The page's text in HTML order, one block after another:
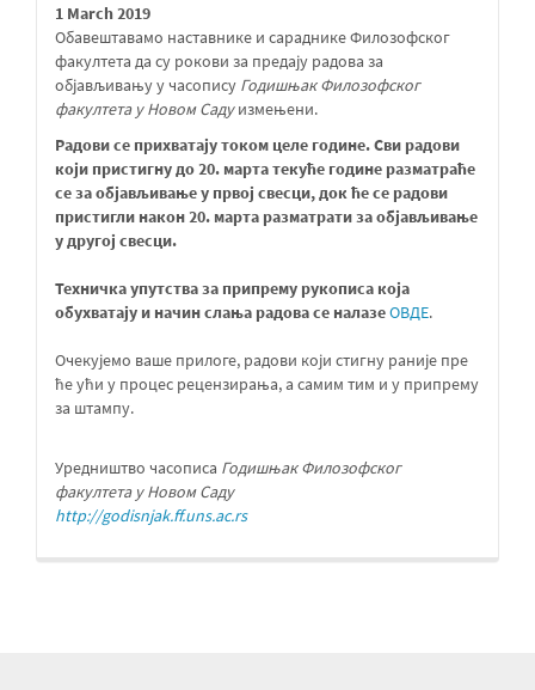
1 March 2019
Обавештавамо наставнике и сараднике Филозофског
факултета да су рокови за предају радова за
објављивању у часопису Годишњак Филозофског
факултета у Новом Садуизмењени.
Радови се прихватају током целе године. Сви радови
који пристигну до 20. марта текуће године разматраће
се за објављивање у првој свесци, док ће се радови
пристигли након 20. марта разматрати за објављивање
у другој свесци.
Техничка упутства за припрему рукописа која
обухватају и начин слања радова се налазеОВДЕ.
Очекујемо ваше прилоге, радови који стигну раније пре
ће ући у процес рецензирања, а самим тим и у припрему
за штампу.
Уредништво часописа Годишњак Филозофског
факултета у Новом Саду
http://godisnjak.ff.uns.ac.rs